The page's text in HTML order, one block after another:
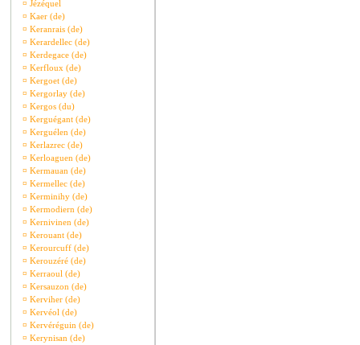
¤ Jézéquel
¤ Kaer (de)
¤ Keranrais (de)
¤ Kerardellec (de)
¤ Kerdegace (de)
¤ Kerfloux (de)
¤ Kergoet (de)
¤ Kergorlay (de)
¤ Kergos (du)
¤ Kerguégant (de)
¤ Kerguélen (de)
¤ Kerlazrec (de)
¤ Kerloaguen (de)
¤ Kermauan (de)
¤ Kermellec (de)
¤ Kerminihy (de)
¤ Kermodiern (de)
¤ Kernivinen (de)
¤ Kerouant (de)
¤ Kerourcuff (de)
¤ Kerouzéré (de)
¤ Kerraoul (de)
¤ Kersauzon (de)
¤ Kerviher (de)
¤ Kervéol (de)
¤ Kervéréguin (de)
¤ Kerynisan (de)